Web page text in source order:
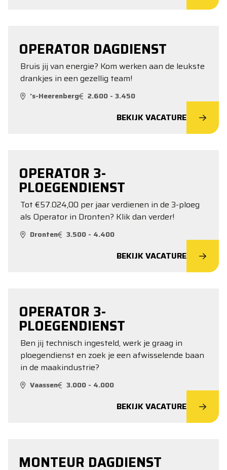
OPERATOR DAGDIENST
Bruis jij van energie? Kom werken aan de leukste
drankjes in een gezellig team!
's-Heerenberg 2.600 - 3.450
BEKIJK VACATURE
OPERATOR 3-
PLOEGENDIENST
Tot €57.024,00 per jaar verdienen in de 3-ploeg
als Operator in Dronten? Klik dan verder!
Dronten 3.500 - 4.400
BEKIJK VACATURE
OPERATOR 3-
PLOEGENDIENST
Ben jij technisch ingesteld, werk je graag in
ploegendienst en zoek je een afwisselende baan
in de maakindustrie?
Vaassen 3.000 - 4.000
BEKIJK VACATURE
MONTEUR DAGDIENST